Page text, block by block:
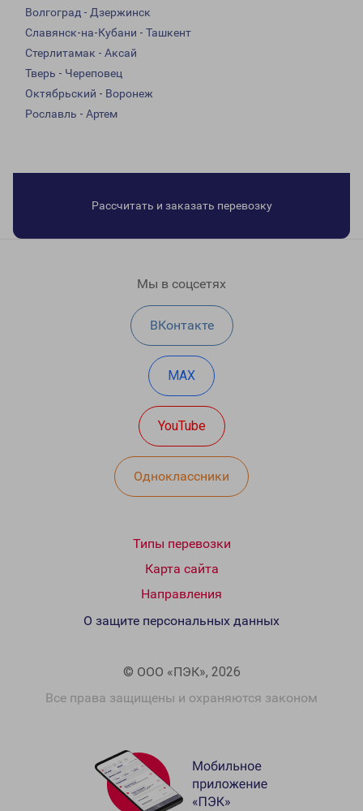
Волгоград - Дзержинск
Славянск-на-Кубани - Ташкент
Стерлитамак - Аксай
Тверь - Череповец
Октябрьский - Воронеж
Рославль - Артем
Рассчитать и заказать перевозку
Мы в соцсетях
ВКонтакте
MAX
YouTube
Одноклассники
Типы перевозки
Карта сайта
Направления
© ООО «ПЭК», 2026
Все права защищены и охраняются законом
О защите персональных данных